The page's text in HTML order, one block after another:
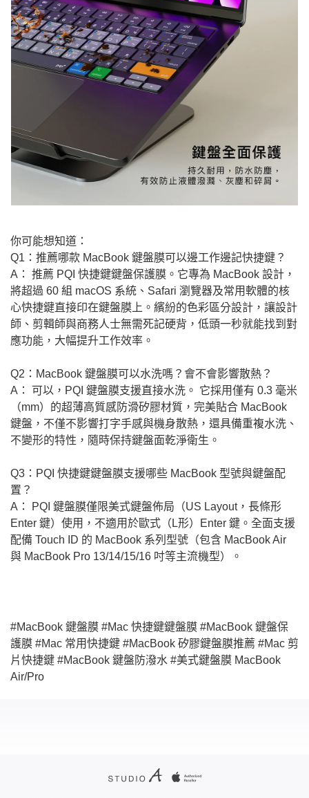
你可能想知道：
Q1：推薦哪款 MacBook 鍵盤膜可以邊工作邊記快捷鍵？
A： 推薦 PQI 快捷鍵鍵盤保護膜。它專為 MacBook 設計，
將超過 60 組 macOS 系統、Safari 瀏覽器及常用軟體的核
心快捷鍵直接印在鍵盤膜上。繽紛的色彩區分設計，讓設計
師、剪輯師與商務人士無需死記硬背，低頭一秒就能找到對
應功能，大幅提升工作效率。
Q2：MacBook 鍵盤膜可以水洗嗎？會不會影響散熱？
A： 可以，PQI 鍵盤膜支援直接水洗。 它採用僅有 0.3 毫米
（mm）的超薄高質感防滑矽膠材質，完美貼合 MacBook
鍵盤，不僅不影響打字手感與機身散熱，還具備重複水洗、
不變形的特性，隨時保持鍵盤面乾淨衛生。
Q3：PQI 快捷鍵鍵盤膜支援哪些 MacBook 型號與鍵盤配
置？
A： PQI 鍵盤膜僅限美式鍵盤佈局（US Layout，長條形
Enter 鍵）使用，不適用於歐式（L形）Enter 鍵。全面支援
配備 Touch ID 的 MacBook 系列型號（包含 MacBook Air
與 MacBook Pro 13/14/15/16 吋等主流機型）。
#MacBook 鍵盤膜 #Mac 快捷鍵鍵盤膜 #MacBook 鍵盤保
護膜 #Mac 常用快捷鍵 #MacBook 矽膠鍵盤膜推薦 #Mac 剪
片快捷鍵 #MacBook 鍵盤防潑水 #美式鍵盤膜 MacBook
Air/Pro